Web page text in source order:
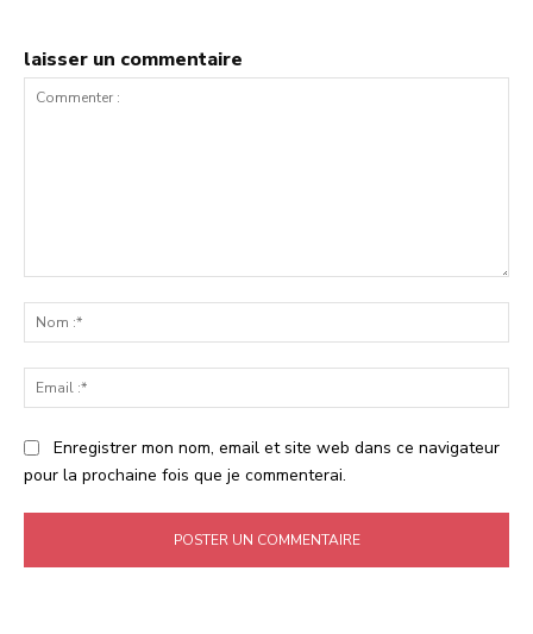
laisser un commentaire
:*
:*
Enregistrer mon nom, email et site web dans ce navigateur
pour la prochaine fois que je commenterai.